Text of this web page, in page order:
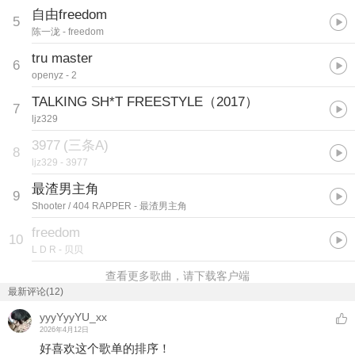
5 自由freedom
陈一泷 - freedom
6 tru master
openyz - 2
7 TALKING SH*T FREESTYLE（2017）
ljz329
8 3977 (三条A)
ljz329 - 3977
9 最渣男主角
Shooter / 404 RAPPER - 最渣男主角
10 freedom
L D R - 贝贝
查看更多歌曲，请下载客户端
最新评论(12)
yyyYyyYU_xx
2026年4月12日
好喜欢这个歌单的排序！